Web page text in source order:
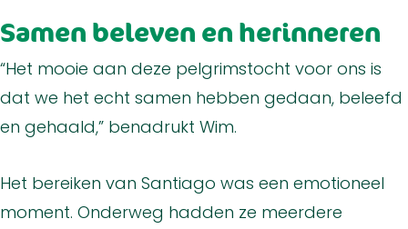
Samen beleven en herinneren
“Het mooie aan deze pelgrimstocht voor ons is
dat we het echt samen hebben gedaan, beleefd
en gehaald,” benadrukt Wim.
Het bereiken van Santiago was een emotioneel
moment. Onderweg hadden ze meerdere